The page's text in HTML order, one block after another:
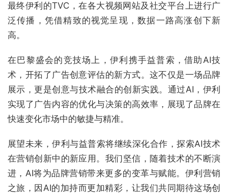
最终伊利的TVC，在各大视频网站及社交平台上进行广
泛传播，凭借精致的视觉呈现，数据一路高涨创下新
高。
在巴黎盛会的竞技场上，伊利携手益普索，借助AI技
术，开拓了广告创意评估的新方式。这不仅是一场品牌
展示，更是创意与技术融合的创新实践。通过AI，伊利
实现了广告内容的优化与决策的高效率，展现了品牌在
快速变化市场中的敏捷与精准。
展望未来，伊利与益普索将继续深化合作，探索AI技术
在营销创新中的新应用。我们坚信，随着技术的不断演
进，AI将为品牌营销带来更多的变革与赋能。伊利营销
之旅，因AI的加持而更加精彩，让我们共同期待这场创